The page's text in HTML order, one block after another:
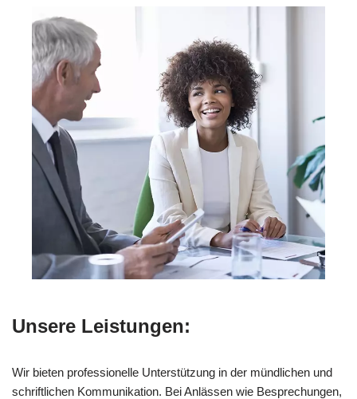
Unsere Leistungen:
Wir bieten professionelle Unterstützung in der mündlichen und
schriftlichen Kommunikation. Bei Anlässen wie Besprechungen,